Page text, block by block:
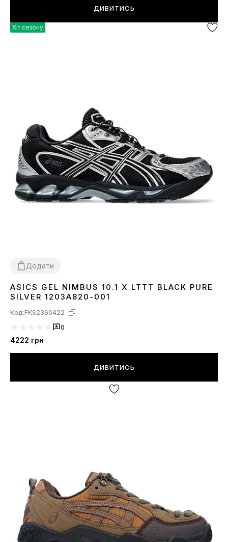
ДИВИТИСЬ
Хіт сезону
Додати
40 4142 4345
ASICS GEL NIMBUS 10.1 X LTTT BLACK PURE
SILVER 1203A820-001
Код:FKS2360422
0
4222 грн
ДИВИТИСЬ